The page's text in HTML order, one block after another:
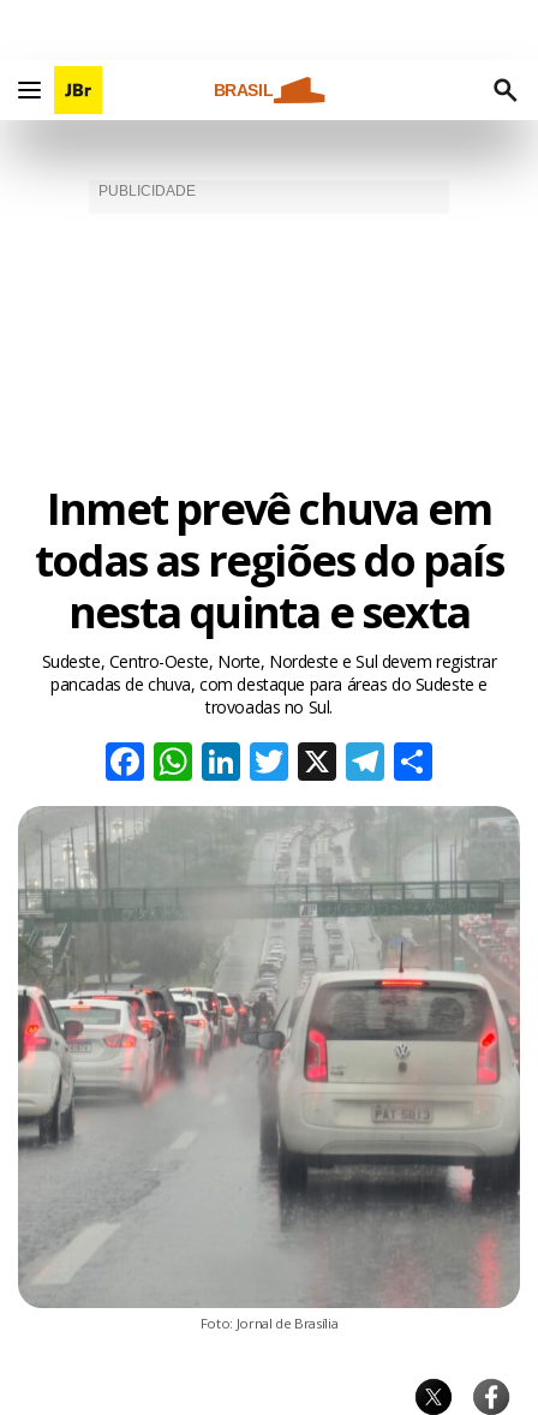
BRASIL
Inmet prevê chuva em
todas as regiões do país
nesta quinta e sexta
Sudeste, Centro-Oeste, Norte, Nordeste e Sul devem registrar
pancadas de chuva, com destaque para áreas do Sudeste e
trovoadas no Sul.
Facebook
WhatsApp
LinkedIn
Twitter
X
Foto: Jornal de Brasília